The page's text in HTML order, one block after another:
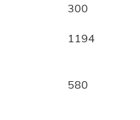
300
1194
580